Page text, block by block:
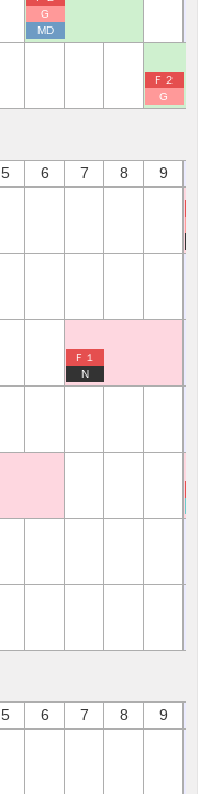
G
MD
Ｆ２
G
5 6 7 8 9
Ｆ１
N
5 6 7 8 9